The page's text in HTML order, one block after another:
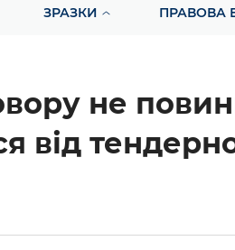
ЗРАЗКИ ПРАВОВА
не
від